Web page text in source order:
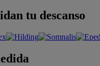
tu descanso